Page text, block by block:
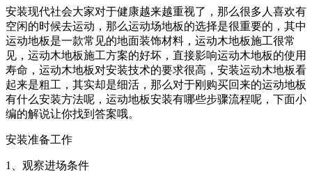
安装现代社会大家对于健康越来越重视了，那么很多人喜欢有
空闲的时候去运动，那么运动场地板的选择是很重要的，其中
运动地板是一款常见的地面装饰材料，运动木地板施工很常
见，运动木地板施工方案的好坏，直接影响运动木地板的使用
寿命，运动木地板对安装技术的要求很高，安装运动木地板看
起来是粗工，其实却是细活，那么对于刚购买回来的运动地板
有什么安装方法呢，运动地板安装有哪些步骤流程呢，下面小
编的解说让你找到答案哦。
安装准备工作
1、观察进场条件